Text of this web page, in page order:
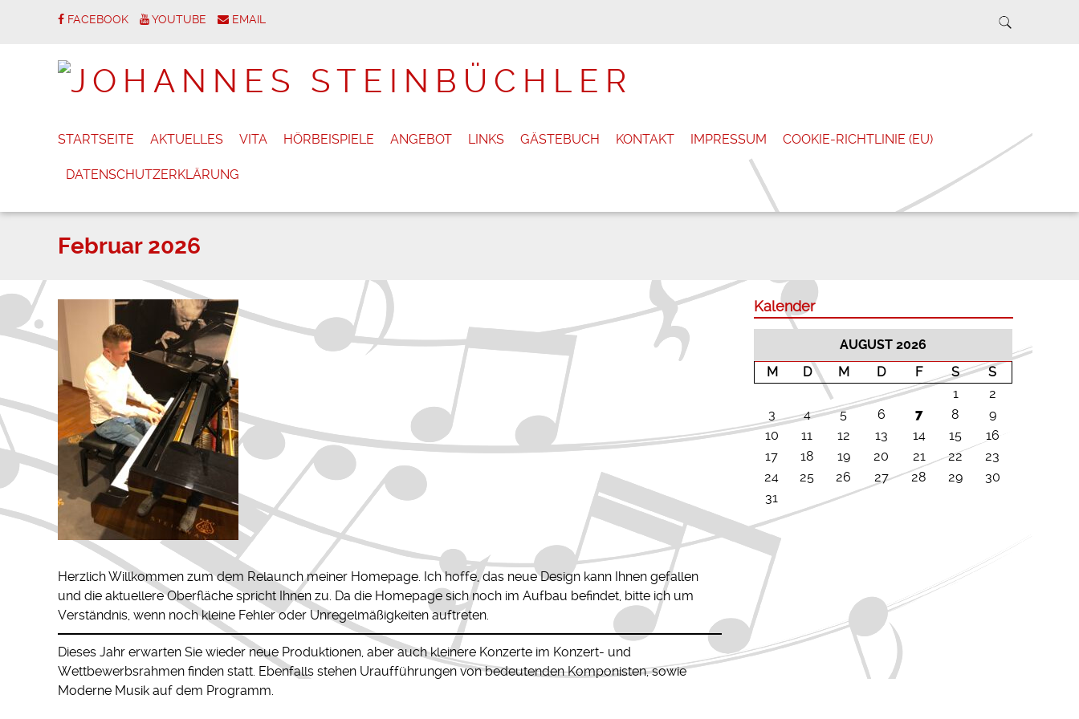
FACEBOOK YOUTUBE EMAIL
STARTSEITE AKTUELLES VITA HÖRBEISPIELE ANGEBOT LINKS GÄSTEBUCH KONTAKT IMPRESSUM COOKIE-RICHTLINIE (EU)
DATENSCHUTZERKLÄRUNG
Februar 2026
Herzlich Willkommen zum dem Relaunch meiner Homepage. Ich hoffe, das neue Design kann Ihnen gefallen
und die aktuellere Oberfläche spricht Ihnen zu. Da die Homepage sich noch im Aufbau befindet, bitte ich um
Verständnis, wenn noch kleine Fehler oder Unregelmäßigkeiten auftreten.
Dieses Jahr erwarten Sie wieder neue Produktionen, aber auch kleinere Konzerte im Konzert- und
Wettbewerbsrahmen finden statt. Ebenfalls stehen Uraufführungen von bedeutenden Komponisten, sowie
Moderne Musik auf dem Programm.
Kalender
AUGUST 2026
M
D M D F S
S
1
2
3
4 5 6 7 8
9
10
11 12 13 14 15
16
17
18 19 20 21 22
23
24
25 26 27 28 29
30
31